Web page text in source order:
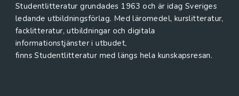
Studentlitteratur grundades 1963 och är idag Sveriges
ledande utbildningsförlag. Med läromedel, kurslitteratur,
facklitteratur, utbildningar och digitala
informationstjänster i utbudet,
finns Studentlitteratur med längs hela kunskapsresan.